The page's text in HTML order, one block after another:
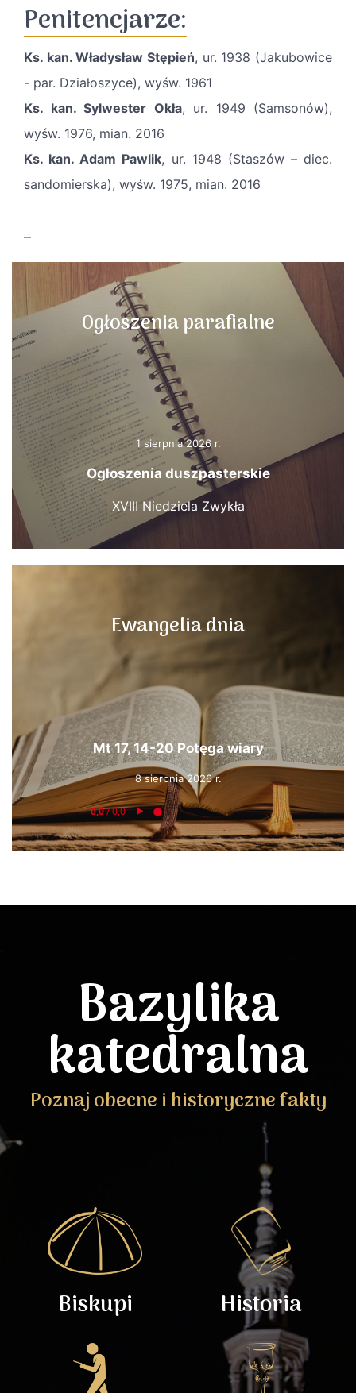
Penitencjarze:
Ks. kan. Władysław Stępień, ur. 1938 (Jakubowice
- par. Działoszyce), wyśw. 1961
Ks. kan. Sylwester Okła, ur. 1949 (Samsonów),
wyśw. 1976, mian. 2016
Ks. kan. Adam Pawlik, ur. 1948 (Staszów – diec.
sandomierska), wyśw. 1975, mian. 2016
Ogłoszenia parafialne
1 sierpnia 2026 r.
Ogłoszenia duszpasterskie
XVIII Niedziela Zwykła
Ewangelia dnia
Mt 17, 14-20 Potęga wiary
8 sierpnia 2026 r.
Bazylika
katedralna
Poznaj obecne i historyczne fakty
Biskupi Historia